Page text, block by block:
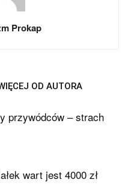
Prokap
OD AUTORA
przywódców – strach
wart jest 4000 zł